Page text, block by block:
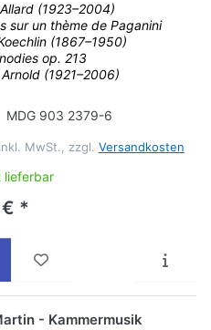
(1923–2004)
sur un thème de Paganini
(1867–1950)
op. 213
(1921–2006)
MDG 903 2379-6
MwSt., zzgl. Versandkosten
lieferbar
€ *
- Kammermusik